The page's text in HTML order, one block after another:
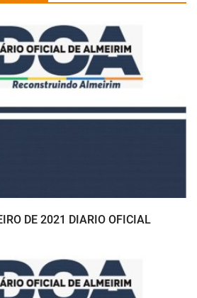
DE 2021 DIARIO OFICIAL